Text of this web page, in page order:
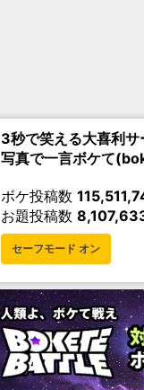
3秒で笑える大喜利サ
写真で一言ボケて
ボケ投稿数
お題投稿数
セーフモード オン